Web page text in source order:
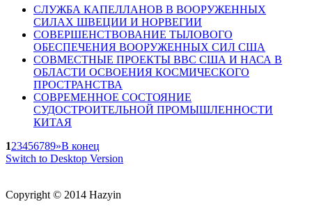
СЛУЖБА КАПЕЛЛАНОВ В ВООРУЖЕННЫХ
СИЛАХ ШВЕЦИИ И НОРВЕГИИ
СОВЕРШЕНСТВОВАНИЕ ТЫЛОВОГО
ОБЕСПЕЧЕНИЯ ВООРУЖЕННЫХ СИЛ США
СОВМЕСТНЫЕ ПРОЕКТЫ ВВС США И НАСА В
ОБЛАСТИ ОСВОЕНИЯ КОСМИЧЕСКОГО
ПРОСТРАНСТВА
СОВРЕМЕННОЕ СОСТОЯНИЕ
СУДОСТРОИТЕЛЬНОЙ ПРОМЫШЛЕННОСТИ
КИТАЯ
123456789»В конец
Switch to Desktop Version
Copyright © 2014 Hazyin